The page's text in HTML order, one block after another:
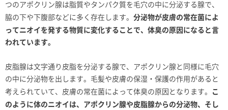
つのアポクリン腺は脂質やタンパク質を毛穴の中に分泌する腺で、
脇の下や下腹部などに多く存在します。 分泌物が皮膚の常在菌によ
ってニオイを発する物質に変化することで、体臭の原因になると言
われています。
皮脂腺は文字通り皮脂を分泌する腺で、アポクリン腺と同様に毛穴
の中に分泌物を出します。毛髪や皮膚の保湿・保護の作用があると
考えられていて、皮膚の常在菌によって体臭の原因となります。
こ
のように体のニオイは、アポクリン腺や皮脂腺からの分泌物、そし